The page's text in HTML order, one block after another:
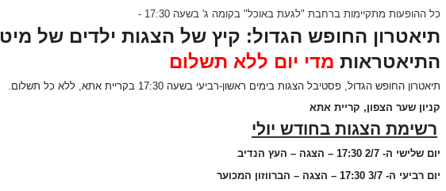
כל ההופעות מתקיימות ברחבת "לגעת באוכל" בקומה ג' בשעה 17:30
-
תיאטרון החופש הגדול: קיץ של הצגות ילדים של
התיאטראות מדי יום ללא תשלום
תיאטרון החופש הגדול, פסטיבל הצגות בימים ראשון-רביעי בשעה 17:30 בקריית אתא, ללא כל תשלום.
קניון שער הצפון, קריית אתא
רשימת הצגות בחודש יולי
יום שלישי ה- 2/7 17:30 – הצגה – העץ הנדיב
יום רביעי ה- 3/7
17:30 – הצגה – הברווזון המכוער